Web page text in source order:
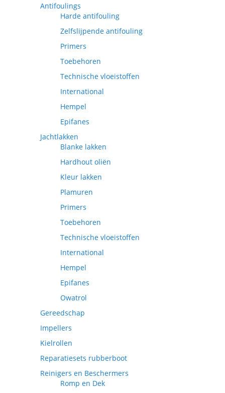
Antifoulings
Harde antifouling
Zelfslijpende antifouling
Primers
Toebehoren
Technische vloeistoffen
International
Hempel
Epifanes
Jachtlakken
Blanke lakken
Hardhout oliën
Kleur lakken
Plamuren
Primers
Toebehoren
Technische vloeistoffen
International
Hempel
Epifanes
Owatrol
Gereedschap
Impellers
Kielrollen
Reparatiesets rubberboot
Reinigers en Beschermers
Romp en Dek